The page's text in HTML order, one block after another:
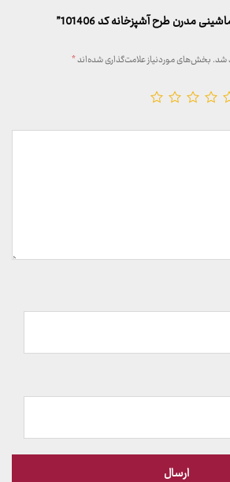
مدرن طرح آشپزخانه کد 101406”
شد.بخش‌های موردنیاز علامت‌گذاری شده‌اند*